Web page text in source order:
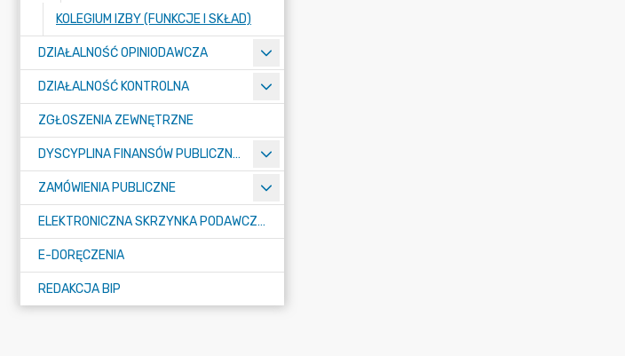
KOLEGIUM IZBY (FUNKCJE I SKŁAD)
DZIAŁALNOŚĆ OPINIODAWCZA
DZIAŁALNOŚĆ KONTROLNA
ZGŁOSZENIA ZEWNĘTRZNE
DYSCYPLINA FINANSÓW PUBLICZNYCH
ZAMÓWIENIA PUBLICZNE
ELEKTRONICZNA SKRZYNKA PODAWCZA E-PUAP
E-DORĘCZENIA
REDAKCJA BIP